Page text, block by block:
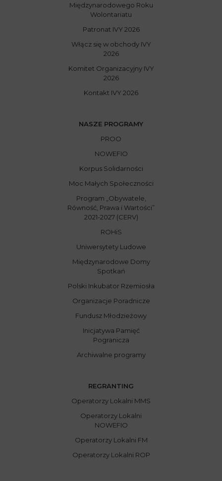
Międzynarodowego Roku
Wolontariatu
Patronat IVY 2026
Włącz się w obchody IVY
2026
Komitet Organizacyjny IVY
2026
Kontakt IVY 2026
NASZE PROGRAMY
PROO
NOWEFIO
Korpus Solidarności
Moc Małych Społeczności
Program „Obywatele,
Równość, Prawa i Wartości”
2021-2027 (CERV)
ROHiS
Uniwersytety Ludowe
Międzynarodowe Domy
Spotkań
Polski Inkubator Rzemiosła
Organizacje Poradnicze
Fundusz Młodzieżowy
Inicjatywa Pamięć
Pogranicza
Archiwalne programy
REGRANTING
Operatorzy Lokalni MMS
Operatorzy Lokalni
NOWEFIO
Operatorzy Lokalni FM
Operatorzy Lokalni ROP